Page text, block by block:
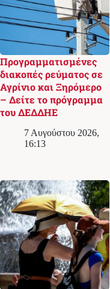
Προγραμματισμένες
διακοπές ρεύματος σε
Αγρίνιο και Ξηρόμερο
– Δείτε το πρόγραμμα
του ΔΕΔΔΗΕ
7 Αυγούστου 2026,
16:13